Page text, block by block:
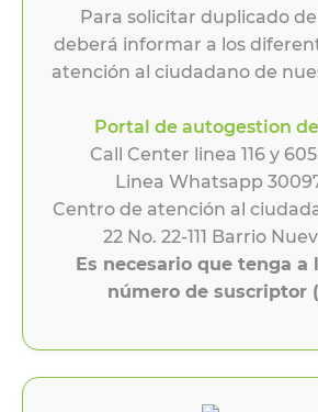
Para solicitar duplicado
deberá informar a los
atención al ciudadano de
Portal de autogestion
Call Center linea 116 y
Linea Whatsapp
Centro de atención al
22 No. 22-111 Barrio
Es necesario que tenga a
número de suscriptor